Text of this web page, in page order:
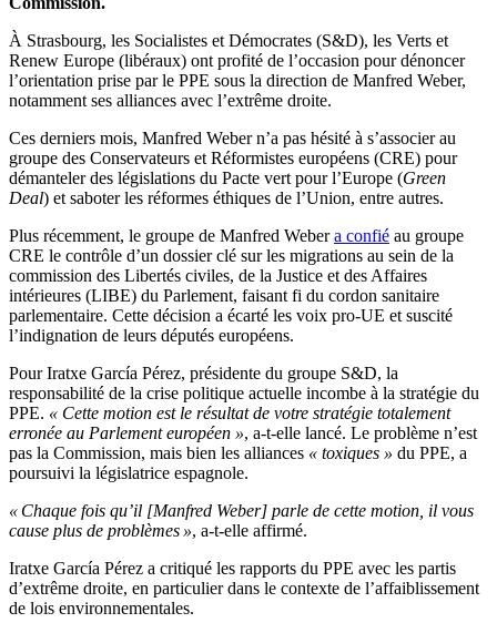
À Strasbourg, les Socialistes et Démocrates (S&D), les Verts et
Renew Europe (libéraux) ont profité de l’occasion pour dénoncer
l’orientation prise par le PPE sous la direction de Manfred Weber,
notamment ses alliances avec l’extrême droite.
Ces derniers mois, Manfred Weber n’a pas hésité à s’associer au
groupe des Conservateurs et Réformistes européens (CRE) pour
démanteler des législations du Pacte vert pour l’Europe (Green
Deal) et saboter les réformes éthiques de l’Union, entre autres.
Plus récemment, le groupe de Manfred Webera confié au groupe
CRE le contrôle d’un dossier clé sur les migrations au sein de la
commission des Libertés civiles, de la Justice et des Affaires
intérieures (LIBE) du Parlement, faisant fi du cordon sanitaire
parlementaire. Cette décision a écarté les voix pro-UE et suscité
l’indignation de leurs députés européens.
Pour Iratxe García Pérez, présidente du groupe S&D, la
responsabilité de la crise politique actuelle incombe à la stratégie du
PPE. « Cette motion est le résultat de votre stratégie totalement
erronée au Parlement européen », a-t-elle lancé. Le problème n’est
pas la Commission, mais bien les alliances « toxiques » du PPE, a
poursuivi la législatrice espagnole.
« Chaque fois qu’il [Manfred Weber] parle de cette motion, il vous
cause plus de problèmes », a-t-elle affirmé.
Iratxe García Pérez a critiqué les rapports du PPE avec les partis
d’extrême droite, en particulier dans le contexte de l’affaiblissement
de lois environnementales.